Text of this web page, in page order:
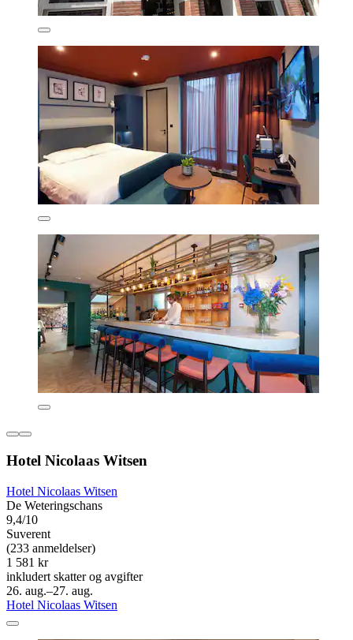
Hotel Nicolaas Witsen
Hotel Nicolaas Witsen
De Weteringschans
9,4/10
Suverent
(233 anmeldelser)
1 581 kr
inkludert skatter og avgifter
26. aug.–27. aug.
Hotel Nicolaas Witsen